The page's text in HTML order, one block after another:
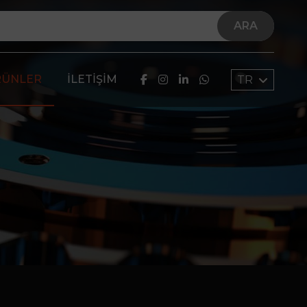
ARA
İLETIŞIM TR